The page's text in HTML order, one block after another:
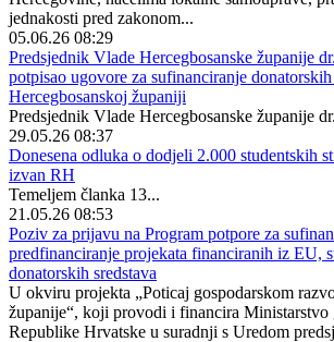
jednakosti pred zakonom...
05.06.26 08:29
Predsjednik Vlade Hercegbosanske županije
potpisao ugovore za sufinanciranje
Hercegbosanskoj županiji
Predsjednik Vlade Hercegbosanske županije
29.05.26 08:37
Donesena odluka o dodjeli 2.000 studentskih
izvan RH
Temeljem članka 13...
21.05.26 08:53
Poziv za prijavu na Program potpore za
predfinanciranje projekata financiranih iz EU,
donatorskih sredstava
U okviru projekta „Poticaj gospodarskom
županije“, koji provodi i financira Ministarstvo
Republike Hrvatske u suradnji s Uredom